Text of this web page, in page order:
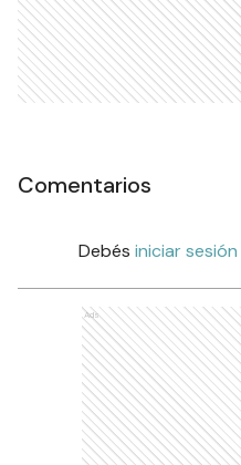
Comentarios
Debés iniciar sesión
Ads